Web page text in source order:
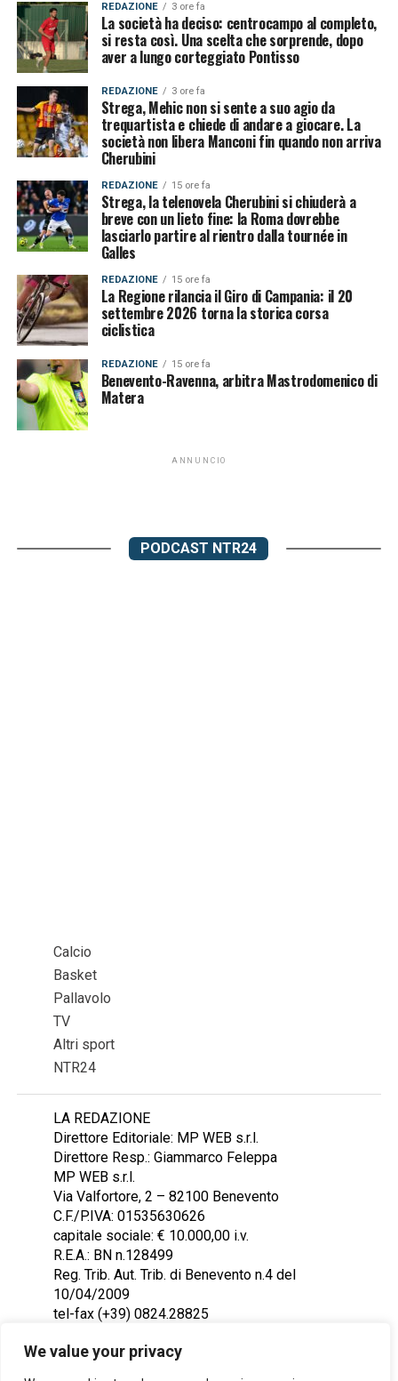
We value your privacy
REDAZIONE 3 ore fa
La società ha deciso: centrocampo al completo,
si resta così. Una scelta che sorprende, dopo
aver a lungo corteggiato Pontisso
REDAZIONE 3 ore fa
Strega, Mehic non si sente a suo agio da
trequartista e chiede di andare a giocare. La
società non libera Manconi fin quando non arriva
Cherubini
REDAZIONE 15 ore fa
Strega, la telenovela Cherubini si chiuderà a
breve con un lieto fine: la Roma dovrebbe
lasciarlo partire al rientro dalla tournée in
Galles
REDAZIONE 15 ore fa
La Regione rilancia il Giro di Campania: il 20
settembre 2026 torna la storica corsa
ciclistica
REDAZIONE 15 ore fa
Benevento-Ravenna, arbitra Mastrodomenico di
Matera
ANNUNCIO
PODCAST NTR24
Calcio
Basket
Pallavolo
TV
Altri sport
NTR24
LA REDAZIONE
Direttore Editoriale: MP WEB s.r.l.
Direttore Resp.: Giammarco Feleppa
MP WEB s.r.l.
Via Valfortore, 2 – 82100 Benevento
C.F./P.IVA: 01535630626
capitale sociale: € 10.000,00 i.v.
R.E.A.: BN n.128499
Reg. Trib. Aut. Trib. di Benevento n.4 del
10/04/2009
tel-fax (+39) 0824.28825